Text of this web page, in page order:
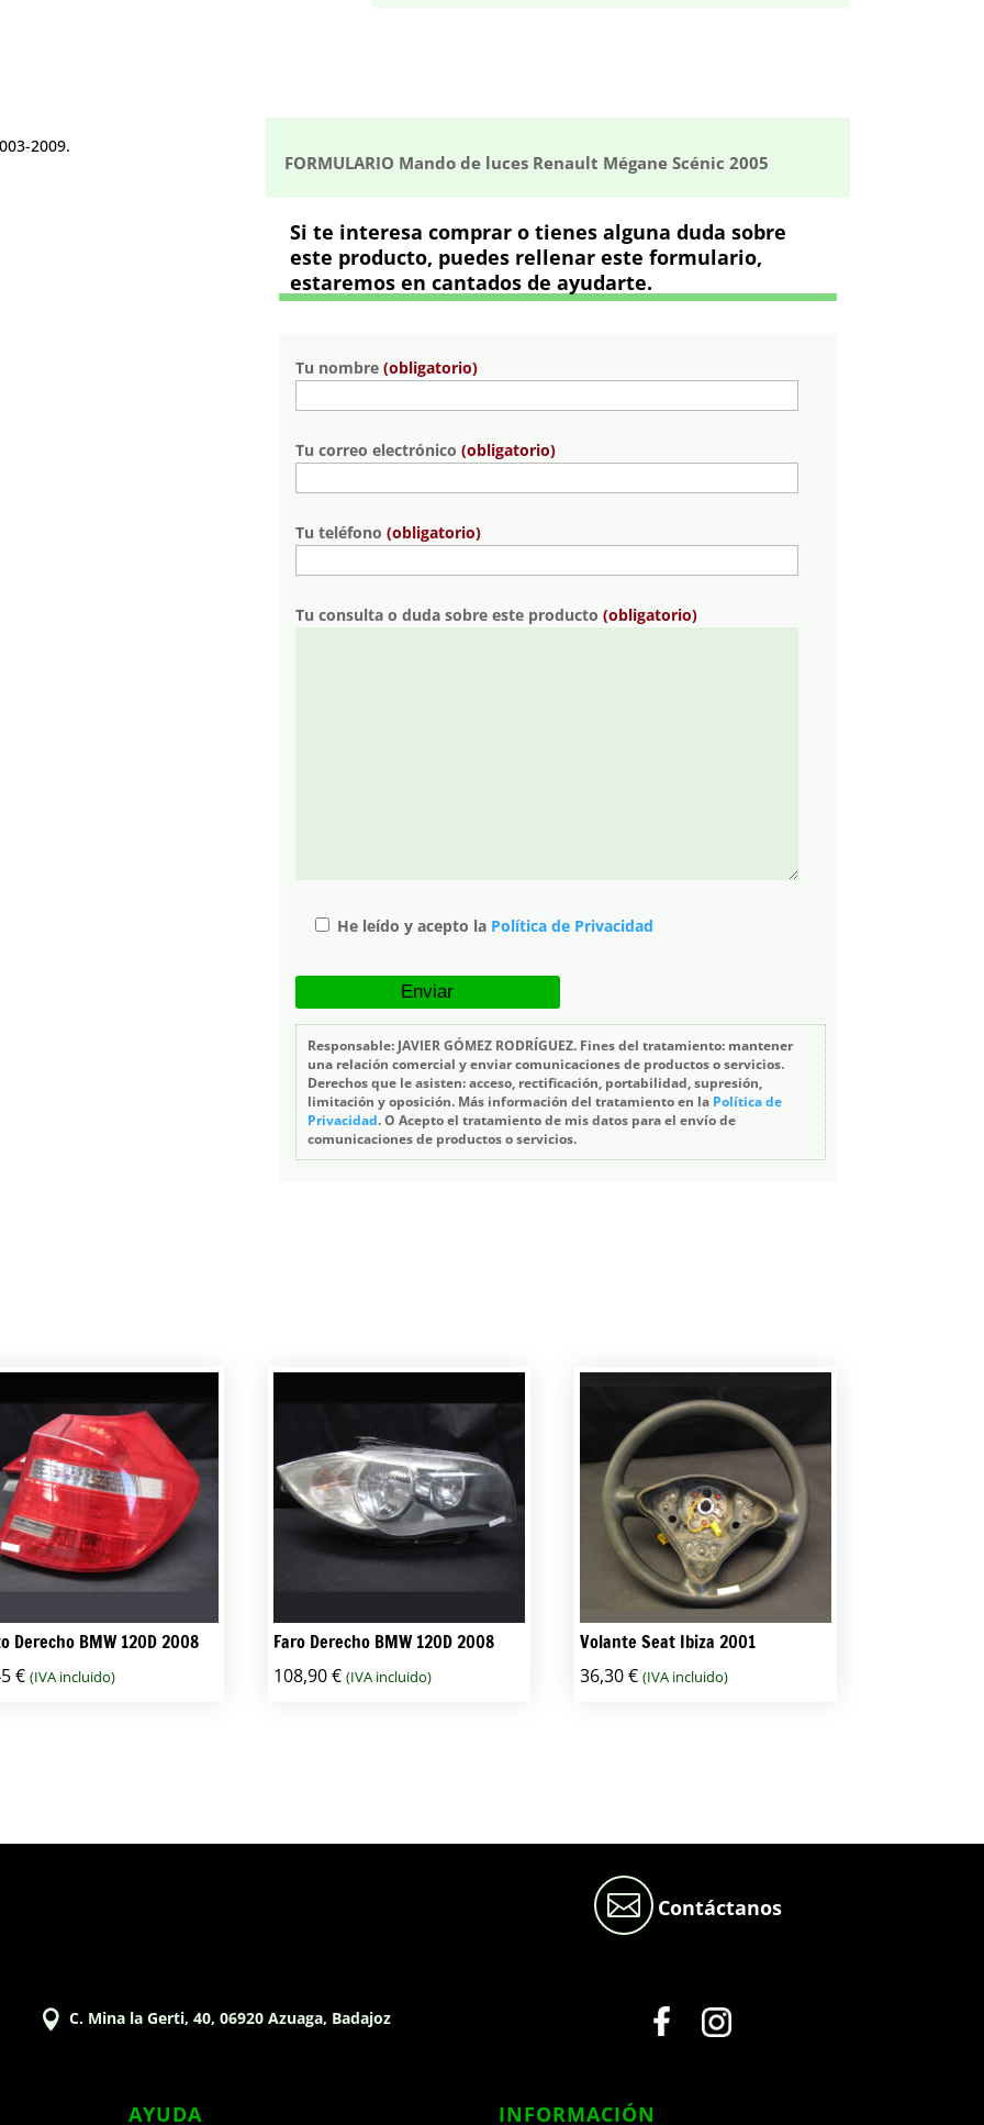
2009.
FORMULARIO Mando de luces Renault Mégane Scénic 2005
Si te interesa comprar o tienes alguna duda sobre
este producto, puedes rellenar este formulario,
estaremos en cantados de ayudarte.
Tu nombre (obligatorio)
Tu correo electrónico (obligatorio)
Tu teléfono (obligatorio)
Tu consulta o duda sobre este producto (obligatorio)
He leído y acepto la Política de Privacidad
Responsable: JAVIER GÓMEZ RODRÍGUEZ. Fines del tratamiento: mantener
una relación comercial y enviar comunicaciones de productos o servicios.
Derechos que le asisten: acceso, rectificación, portabilidad, supresión,
limitación y oposición. Más información del tratamiento en la Política de
Privacidad. O Acepto el tratamiento de mis datos para el envío de
comunicaciones de productos o servicios.
Derecho BMW 120D 2008
€ (IVA incluido)
Faro Derecho BMW 120D 2008
108,90€ (IVA incluido)
Volante Seat Ibiza 2001
36,30€ (IVA incluido)
 Contáctanos
 C. Mina la Gerti, 40, 06920 Azuaga, Badajoz
AYUDA INFORMACIÓN